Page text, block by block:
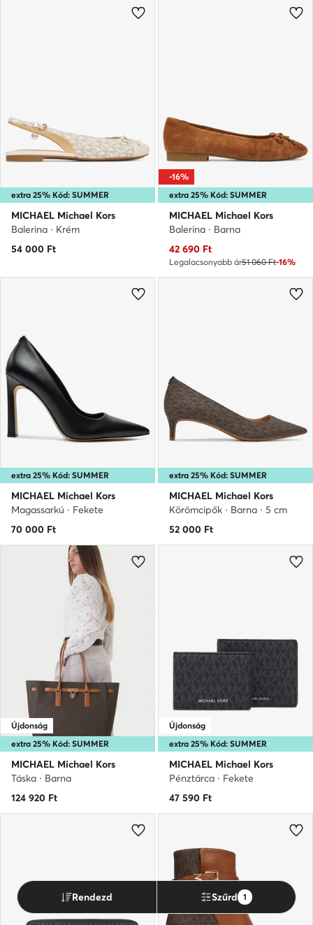
extra 25% Kód: SUMMER
MICHAEL Michael Kors
Balerina · Krém
54 000 Ft
extra 25% Kód: SUMMER
-16%
MICHAEL Michael Kors
Balerina · Barna
Aktuális ár
42 690 Ft
Legalacsonyabb ár51 060 Ft-16%
extra 25% Kód: SUMMER
MICHAEL Michael Kors
Magassarkú · Fekete
70 000 Ft
extra 25% Kód: SUMMER
MICHAEL Michael Kors
Körömcipők · Barna · 5 cm
52 000 Ft
extra 25% Kód: SUMMER
Újdonság
MICHAEL Michael Kors
Táska · Barna
124 920 Ft
extra 25% Kód: SUMMER
Újdonság
MICHAEL Michael Kors
Pénztárca · Fekete
47 590 Ft
Rendezd Szűrd 1